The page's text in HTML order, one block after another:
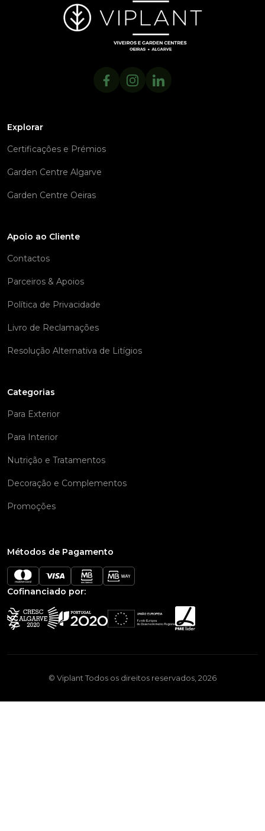
Explorar
Certificações e Prémios
Garden Centre Algarve
Garden Centre Oeiras
Apoio ao Cliente
Contactos
Parceiros & Apoios
Política de Privacidade
Livro de Reclamações
Resolução Alternativa de Litígios
Categorias
Para Exterior
Para Interior
Nutrição e Tratamentos
Decoração e Complementos
Promoções
Métodos de Pagamento
Cofinanciado por:
© Viplant Todos os direitos reservados, 2026